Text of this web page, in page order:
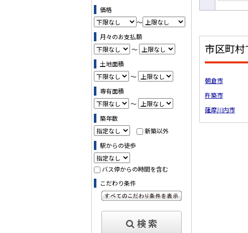
価格
～
月々のお支払額
～
土地面積
～
専有面積
～
築年数
新築以外
駅からの徒歩
バス停からの時間を含む
こだわり条件
検 索
市区町村
朝倉市
杵築市
薩摩川内市